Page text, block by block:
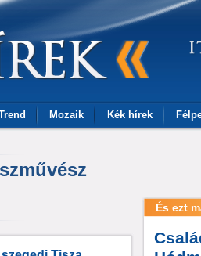
Mozaik Kék hírek
És ezt